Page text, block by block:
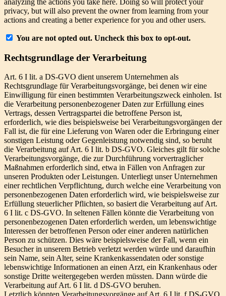
privacy, but will also prevent the owner from learning from your
actions and creating a better experience for you and other users.
You are not opted out. Uncheck this box to opt-out.
Rechtsgrundlage der Verarbeitung
Art. 6 I lit. a DS-GVO dient unserem Unternehmen als
Rechtsgrundlage für Verarbeitungsvorgänge, bei denen wir eine
Einwilligung für einen bestimmten Verarbeitungszweck einholen. Ist
die Verarbeitung personenbezogener Daten zur Erfüllung eines
Vertrags, dessen Vertragspartei die betroffene Person ist,
erforderlich, wie dies beispielsweise bei Verarbeitungsvorgängen der
Fall ist, die für eine Lieferung von Waren oder die Erbringung einer
sonstigen Leistung oder Gegenleistung notwendig sind, so beruht
die Verarbeitung auf Art. 6 I lit. b DS-GVO. Gleiches gilt für solche
Verarbeitungsvorgänge, die zur Durchführung vorvertraglicher
Maßnahmen erforderlich sind, etwa in Fällen von Anfragen zur
unseren Produkten oder Leistungen. Unterliegt unser Unternehmen
einer rechtlichen Verpflichtung, durch welche eine Verarbeitung von
personenbezogenen Daten erforderlich wird, wie beispielsweise zur
Erfüllung steuerlicher Pflichten, so basiert die Verarbeitung auf Art.
6 I lit. c DS-GVO. In seltenen Fällen könnte die Verarbeitung von
personenbezogenen Daten erforderlich werden, um lebenswichtige
Interessen der betroffenen Person oder einer anderen natürlichen
Person zu schützen. Dies wäre beispielsweise der Fall, wenn ein
Besucher in unserem Betrieb verletzt werden würde und daraufhin
sein Name, sein Alter, seine Krankenkassendaten oder sonstige
lebenswichtige Informationen an einen Arzt, ein Krankenhaus oder
sonstige Dritte weitergegeben werden müssten. Dann würde die
Verarbeitung auf Art. 6 I lit. d DS-GVO beruhen.